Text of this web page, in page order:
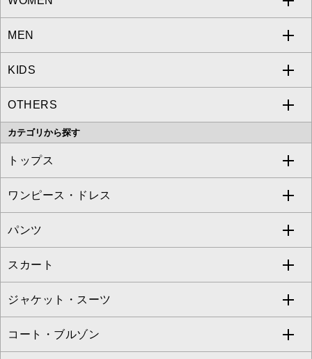
a.v.v
MICHEL KLEIN
MK MICHEL KLEIN
OFUON le MK
Sybilla
S sybilla
Jocomomola
TARA JARMON
ZAPA
TONEA
MEN
a.v.v
MICHEL KLEIN HOMME
MK MICHEL KLEIN HOMME
KIDS
a.v.v
OTHERS
MK MICHEL KLEIN BAG
EMILIO ROBBA
BUYERS SELECT
カテゴリから探す
トップス
すべてのトップス
カットソー・Tシャツ
ブラウス・シャツ
ニット・セーター
カーディガン
ワンピース・ドレス
すべてのワンピース・ドレス
ワンピース
ドレス
チュニック
パンツ
すべてのパンツ
フルレングスパンツ
クロップド・半端丈パンツ
スカート
すべてのスカート
ロング・マキシ丈スカート
ジャケット・スーツ
すべてのジャケット・スーツ
コート・ブルゾン